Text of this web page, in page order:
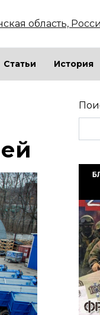
область,
Статьи История